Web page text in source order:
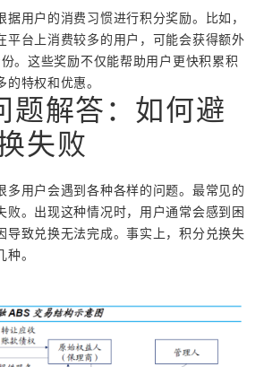
用户的消费习惯进行积分奖励。比如，
平台上消费较多的用户，可能会获得额外
。这些奖励不仅能帮助用户更快积累积
特权和优惠。
题解答：如何避
失败
多用户会遇到各种各样的问题。最常见的
败。出现这种情况时，用户通常会感到困
导致兑换无法完成。事实上，积分兑换失
。